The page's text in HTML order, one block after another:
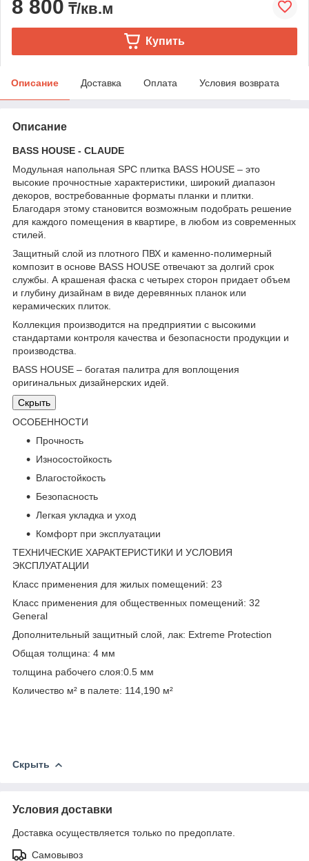
8 800 ₸/кв.м
Купить
Описание Доставка Оплата Условия возврата
Описание
BASS HOUSE - CLAUDE
Модульная напольная SPC плитка BASS HOUSE – это
высокие прочностные характеристики, широкий диапазон
декоров, востребованные форматы планки и плитки.
Благодаря этому становится возможным подобрать решение
для каждого помещения в квартире, в любом из современных
стилей.
Защитный слой из плотного ПВХ и каменно-полимерный
композит в основе BASS HOUSE отвечают за долгий срок
службы. А крашеная фаска с четырех сторон придает объем
и глубину дизайнам в виде деревянных планок или
керамических плиток.
Коллекция производится на предприятии с высокими
стандартами контроля качества и безопасности продукции и
производства.
BASS HOUSE – богатая палитра для воплощения
оригинальных дизайнерских идей.
Скрыть
ОСОБЕННОСТИ
Прочность
Износостойкость
Влагостойкость
Безопасность
Легкая укладка и уход
Комфорт при эксплуатации
ТЕХНИЧЕСКИЕ ХАРАКТЕРИСТИКИ И УСЛОВИЯ
ЭКСПЛУАТАЦИИ
Класс применения для жилых помещений: 23
Класс применения для общественных помещений: 32
General
Дополнительный защитный слой, лак: Extreme Protection
Общая толщина: 4 мм
толщина рабочего слоя:0.5 мм
Количество м² в палете: 114,190 м²
Скрыть
Условия доставки
Доставка осуществляется только по предоплате.
Самовывоз